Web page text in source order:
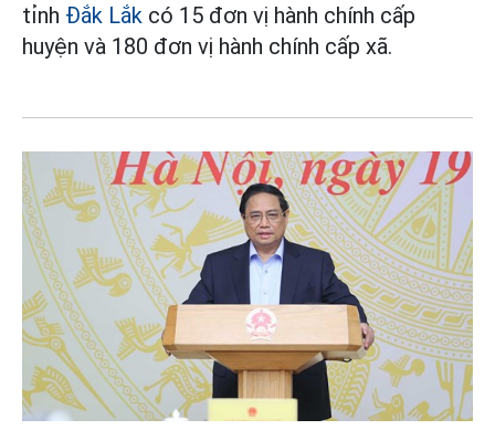
tỉnh Đắk Lắk có 15 đơn vị hành chính cấp
huyện và 180 đơn vị hành chính cấp xã.